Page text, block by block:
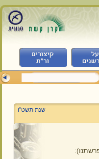
שנת תשט"ו